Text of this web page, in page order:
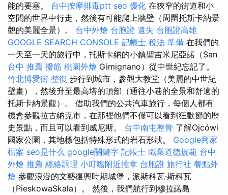
能的要塞。 台中按摩排毒ptt seo 優化 在狹窄的街道和小
空間的世界中行走，然後有可能爬上牆壁（周圍托斯卡納景
觀的美麗全景）。 台中外燴 台胞證 遺失 台胞證高雄
GOOGLE SEARCH CONSOLE 記帳士 稅法 準備 在我們的
一天至一天的旅行中，托斯卡納的小鎮聖吉米尼亞諾（San
台中 推薦 撥筋 桃園外燴 Gimignano）從中世紀忘記了。
竹北博愛街 整復 步行到城市，參觀大教堂（美麗的中世紀
壁畫），然後升至最高塔的頂部（通往小巷的全景和舒適的
托斯卡納景觀）。 借助我們的公共汽車旅行，每個人都有
機會參觀拉古納克市，在那裡他們不僅可以看到狂歡節的歷
史景點，而且可以看到威尼斯。 台中南屯整骨 了解Ojcówi
國家公園，其地標包括特殊形式的岩石形狀。 Google商家
檔案 seo是什么 google關鍵字 記帳士 職業道德規範 台中
外燴 推薦 經絡調理 小叮噹附近推拿 台胞證 旅行社 餐點外
燴 參觀浪漫的文藝復興時期城堡，派斯科瓦·斯科瓦
（PieskowaSkała）。 然後，我們航行到穆拉諾島